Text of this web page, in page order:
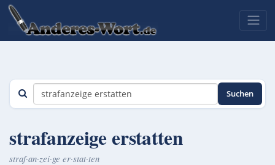
Suchen
strafanzeige erstatten
straf·an·zei·ge er·stat·ten